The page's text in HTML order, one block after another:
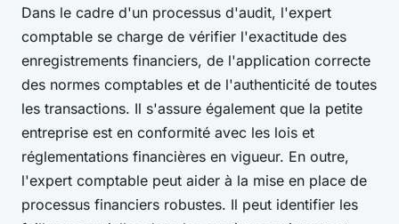
Dans le cadre d'un processus d'audit, l'expert
comptable se charge de vérifier l'exactitude des
enregistrements financiers, de l'application correcte
des normes comptables et de l'authenticité de toutes
les transactions. Il s'assure également que la petite
entreprise est en conformité avec les lois et
réglementations financières en vigueur. En outre,
l'expert comptable peut aider à la mise en place de
processus financiers robustes. Il peut identifier les